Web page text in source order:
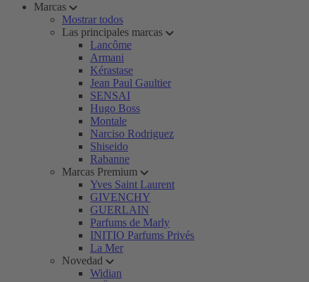
Marcas
Mostrar todos
Las principales marcas
Lancôme
Armani
Kérastase
Jean Paul Gaultier
SENSAI
Hugo Boss
Montale
Narciso Rodriguez
Shiseido
Rabanne
Marcas Premium
Yves Saint Laurent
GIVENCHY
GUERLAIN
Parfums de Marly
INITIO Parfums Privés
La Mer
Novedad
Widian